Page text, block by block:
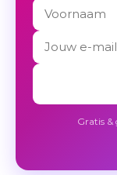
Gratis &